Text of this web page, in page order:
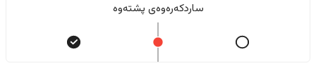
ساردکەرەوەی پشتەوە